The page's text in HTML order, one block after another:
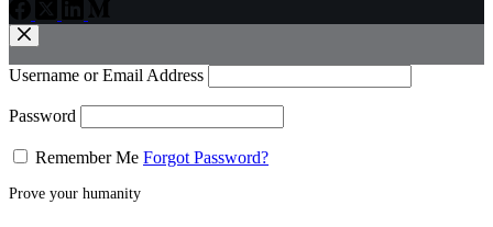
Username or Email Address
Password
Remember Me Forgot Password?
Prove your humanity